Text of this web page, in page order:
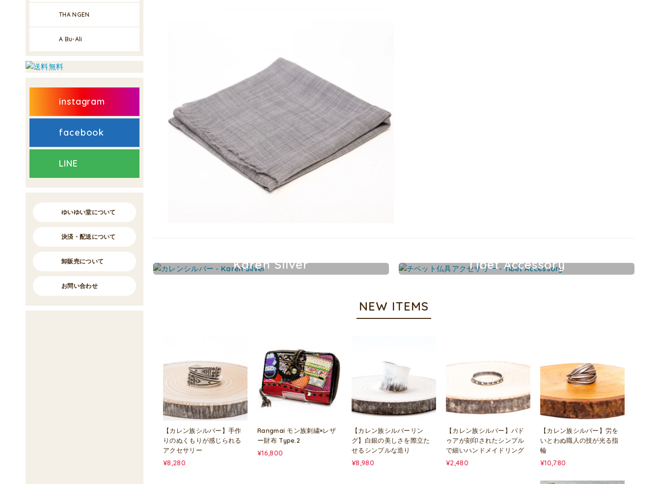
Karen Silver Tibet Accessory
NEW ITEMS
【カレン族シルバー】手作
りのぬくもりが感じられる
アクセサリー
¥8,280
Rangmai モン族刺繍×レザ
ー財布 Type.2
¥16,800
【カレン族シルバーリン
グ】白銀の美しさを際立た
せるシンプルな造り
¥8,980
【カレン族シルバー】パド
ゥアが刻印されたシンプル
で細いハンドメイドリング
¥2,480
【カレン族シルバー】労を
いとわぬ職人の技が光る指
輪
¥10,780
THA NGEN
A Bu-Ali
instagram
facebook
LINE
ゆいゆい堂について
決済・配送について
卸販売について
お問い合わせ